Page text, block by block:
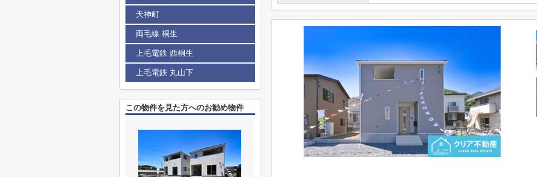
天神町
両毛線 桐生
上毛電鉄 西桐生
上毛電鉄 丸山下
この物件を見た方へのお勧め物件